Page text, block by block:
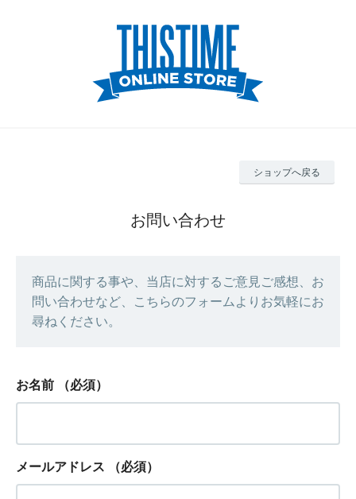
ショップへ戻る
お問い合わせ
商品に関する事や、当店に対するご意見ご感想、お
問い合わせなど、こちらのフォームよりお気軽にお
尋ねください。
お名前 （必須）
メールアドレス （必須）